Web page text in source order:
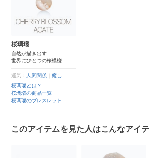
桜瑪瑙
自然が描き出す
世界にひとつの桜模様
運気： 人間関係 ｜癒し
桜瑪瑙とは？
桜瑪瑙の商品一覧
桜瑪瑙のブレスレット
このアイテムを見た人はこんなアイ